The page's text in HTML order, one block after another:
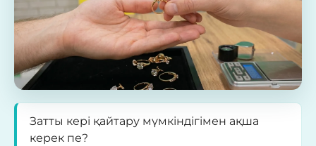
Затты кері қайтару мүмкіндігімен ақша
керек пе?